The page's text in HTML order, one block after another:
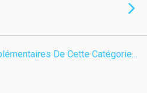
De Cette Catégorie…